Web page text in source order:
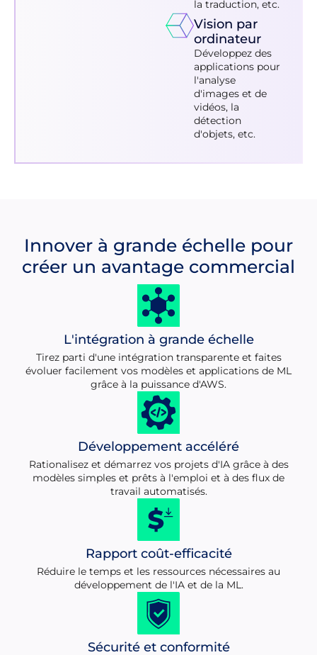
la traduction, etc.
Vision par
ordinateur
Développez des
applications pour
l'analyse
d'images et de
vidéos, la
détection
d'objets, etc.
Innover à grande échelle pour
créer un avantage commercial
L'intégration à grande échelle
Tirez parti d'une intégration transparente et faites
évoluer facilement vos modèles et applications de ML
grâce à la puissance d'AWS.
Développement accéléré
Rationalisez et démarrez vos projets d'IA grâce à des
modèles simples et prêts à l'emploi et à des flux de
travail automatisés.
Rapport coût-efficacité
Réduire le temps et les ressources nécessaires au
développement de l'IA et de la ML.
Sécurité et conformité